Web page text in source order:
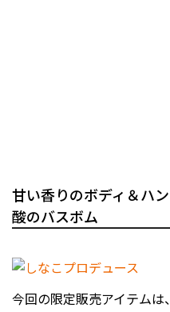
甘い香りのボディ＆ハ
酸のバスボム
今回の限定販売アイテムは